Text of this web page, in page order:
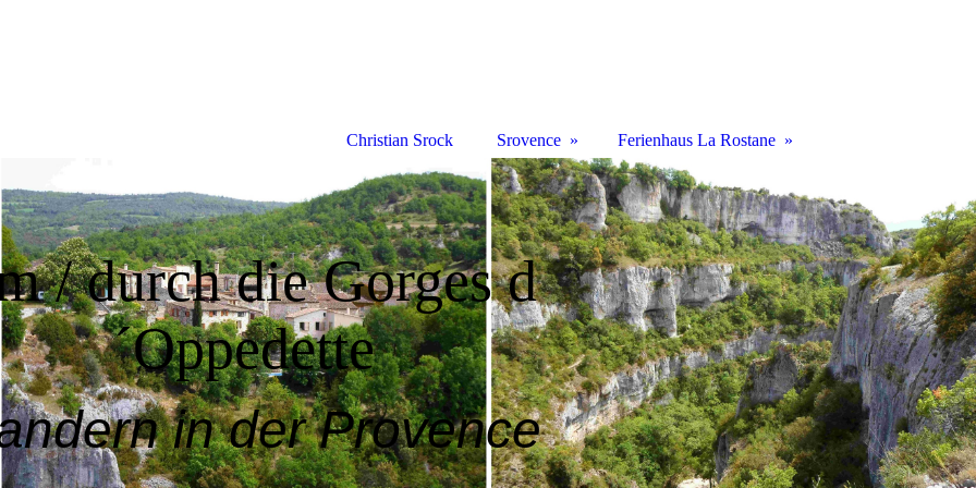
/ durch die Gorges d
´Oppedette
in der Provence
Urlaub im Herzen der Provence
Christian Srock Srovence Ferienhaus La Rostane